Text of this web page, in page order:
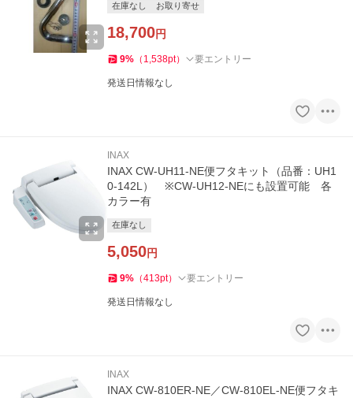
在庫なし お取り寄せ
18,700円
9% （ 1,538pt） 要エントリー
発送日情報なし
INAX
INAX CW-UH11-NE便フタキット（品番：UH1
0-142L） ※CW-UH12-NEにも設置可能 各
カラー有
在庫なし
5,050円
9% （413pt） 要エントリー
発送日情報なし
INAX
INAX CW-810ER-NE／CW-810EL-NE便フタキ